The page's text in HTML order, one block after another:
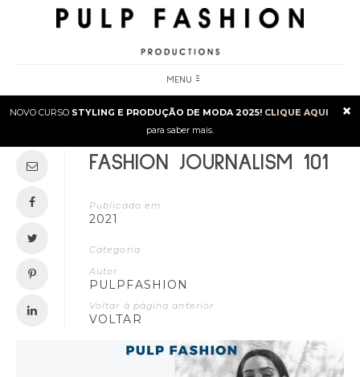
MENU
×
NOVO CURSO STYLING E PRODUÇÃO DE MODA 2025! CLIQUE AQUI
para saber mais.
FASHION JOURNALISM 101
Publicado em
2021
Categoria
Autor
PULPFASHION
Voltar à página anterior
VOLTAR